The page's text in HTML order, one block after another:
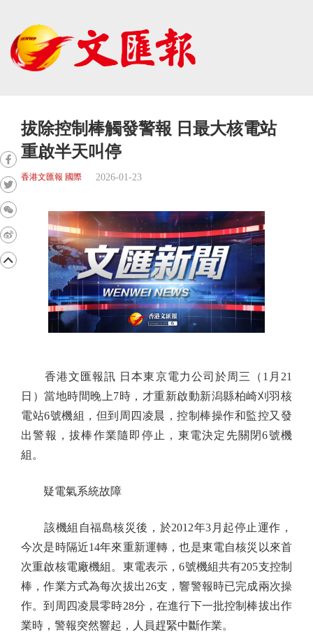
拔除控制棒觸發警報 日最大核電站
重啟半天叫停
香港文匯報 國際 2026-01-23
香港文匯報訊 日本東京電力公司於周三（1月21
日）當地時間晚上7時，才重新啟動新潟縣柏崎刈羽核
電站6號機組，但到周四凌晨，控制棒操作和監控又發
出警報，拔棒作業隨即停止，東電決定先關閉6號機
組。
疑電氣系統故障
該機組自福島核災後，於2012年3月起停止運作，
今次是時隔近14年來重新運轉，也是東電自核災以來首
次重啟核電廠機組。東電表示，6號機組共有205支控制
棒，作業方式為每次拔出26支，響警報時已完成兩次操
作。到周四凌晨零時28分，在進行下一批控制棒拔出作
業時，警報突然響起，人員趕緊中斷作業。